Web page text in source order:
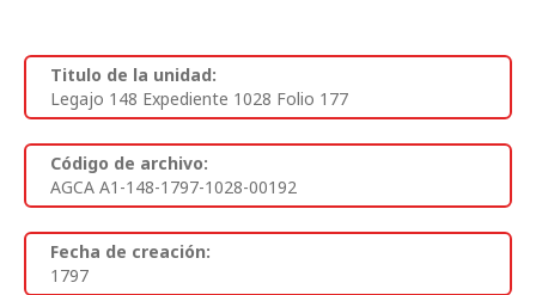
Titulo de la unidad:
Legajo 148 Expediente 1028 Folio 177
Código de archivo:
AGCA A1-148-1797-1028-00192
Fecha de creación:
1797